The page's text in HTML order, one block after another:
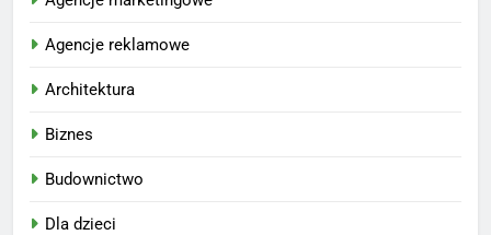
Agencje reklamowe
Architektura
Biznes
Budownictwo
Dla dzieci